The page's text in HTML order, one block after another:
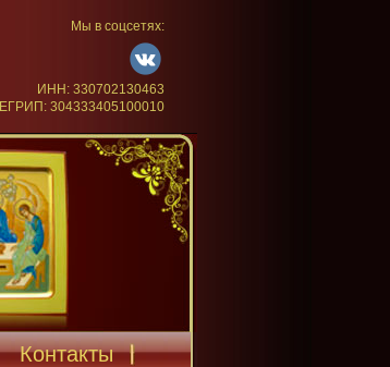
Мы в соцсетях:
ИНН: 330702130463
ЕГРИП: 304333405100010
Контакты